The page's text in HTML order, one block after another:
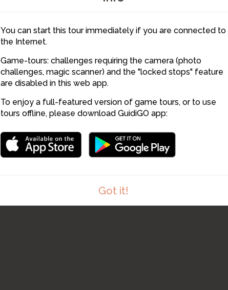
You can start this tour immediately if you are connected to
the Internet.
Game-tours: challenges requiring the camera (photo
challenges, magic scanner) and the "locked stops" feature
are disabled in this web app.
To enjoy a full-featured version of game tours, or to use
tours offline, please download GuidiGO app:
Got it!
5
4
3